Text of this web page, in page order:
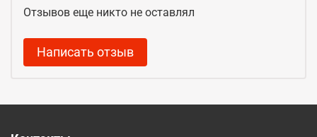
Отзывов еще никто не оставлял
Написать отзыв